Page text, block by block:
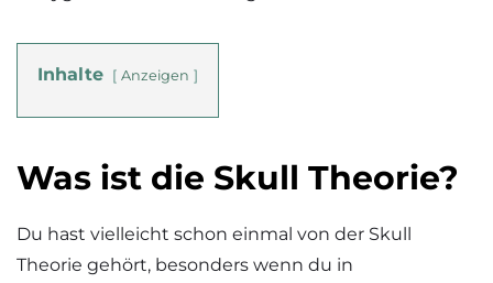
Inhalte Anzeigen
Was ist die Skull Theorie?
Du hast vielleicht schon einmal von der Skull
Theorie gehört, besonders wenn du in